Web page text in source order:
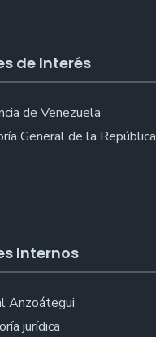
de Interés
de Venezuela
General de la República
Internos
Anzoátegui
jurídica